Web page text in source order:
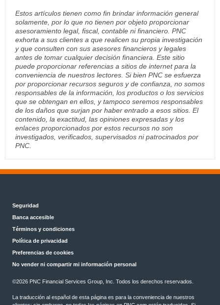
Estos artículos tienen como fin brindar información general
solamente, por lo que no tienen por objeto proporcionar
asesoramiento legal, fiscal, contable ni financiero. PNC
exhorta a sus clientes a que realicen su propia investigación
y que consulten con sus asesores financieros y legales
antes de tomar cualquier decisión financiera. Este sitio
puede proporcionar referencias a sitios de internet para la
conveniencia de nuestros lectores. Si bien PNC se esfuerza
por proporcionar recursos seguros y de confianza, no somos
responsables de la información, los productos o los servicios
que se obtengan en ellos, y tampoco seremos responsables
de los daños que surjan por haber entrado a esos sitios. El
contenido, la exactitud, las opiniones expresadas y los
enlaces proporcionados por estos recursos no son
investigados, verificados, supervisados ni patrocinados por
PNC.
Seguridad
Banca accesible
Términos y condiciones
Política de privacidad
Preferencias de cookies
No vender ni compartir mi información personal
©2026 PNC Financial Services Group, Inc. Todos los derechos reservados.
La traducción al español de esta página es para la conveniencia de nuestros